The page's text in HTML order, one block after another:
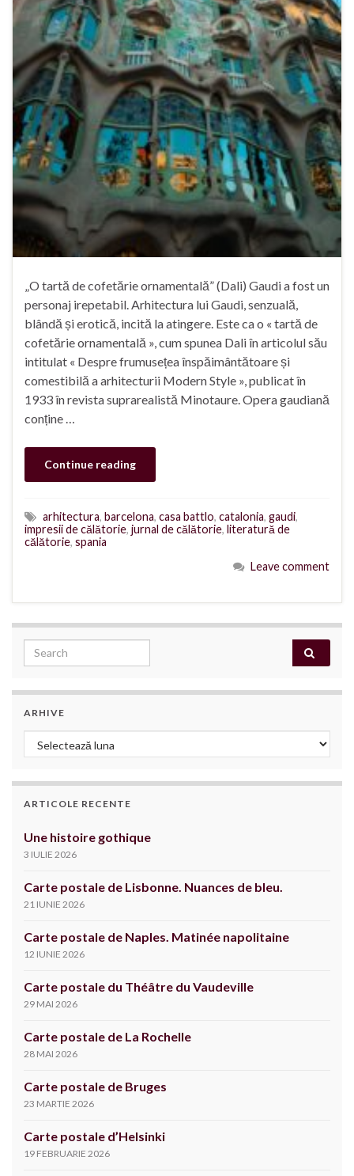
„O tartă de cofetărie ornamentală” (Dali) Gaudi a fost un
personaj irepetabil. Arhitectura lui Gaudi, senzuală,
blândă și erotică, incită la atingere. Este ca o « tartă de
cofetărie ornamentală », cum spunea Dali în articolul său
intitulat « Despre frumusețea înspăimântătoare și
comestibilă a arhitecturii Modern Style », publicat în
1933 în revista suprarealistă Minotaure. Opera gaudiană
conține …
Continue reading
arhitectura, barcelona, casa battlo, catalonia, gaudi,
impresii de călătorie, jurnal de călătorie, literatură de
călătorie, spania
Leave comment
Search for:
ARHIVE
Arhive
ARTICOLE RECENTE
Une histoire gothique
3 IULIE 2026
Carte postale de Lisbonne. Nuances de bleu.
21 IUNIE 2026
Carte postale de Naples. Matinée napolitaine
12 IUNIE 2026
Carte postale du Théâtre du Vaudeville
29 MAI 2026
Carte postale de La Rochelle
28 MAI 2026
Carte postale de Bruges
23 MARTIE 2026
Carte postale d’Helsinki
19 FEBRUARIE 2026